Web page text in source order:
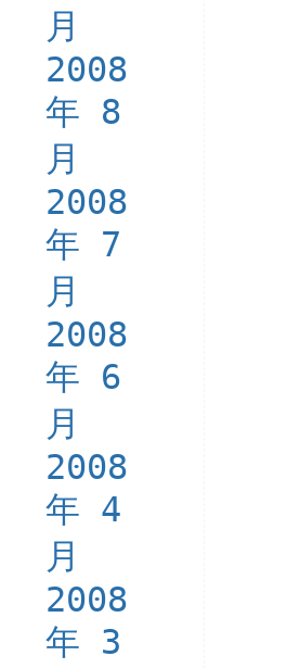
月
2008
年 8
月
2008
年 7
月
2008
年 6
月
2008
年 4
月
2008
年 3